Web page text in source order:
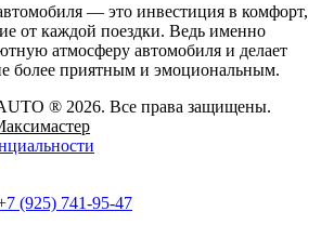
— это инвестиция в комфорт,
от каждой поездки. Ведь именно
атмосферу автомобиля и делает
более приятным и эмоциональным.
® 2026. Все права защищены.
(925) 741-95-47